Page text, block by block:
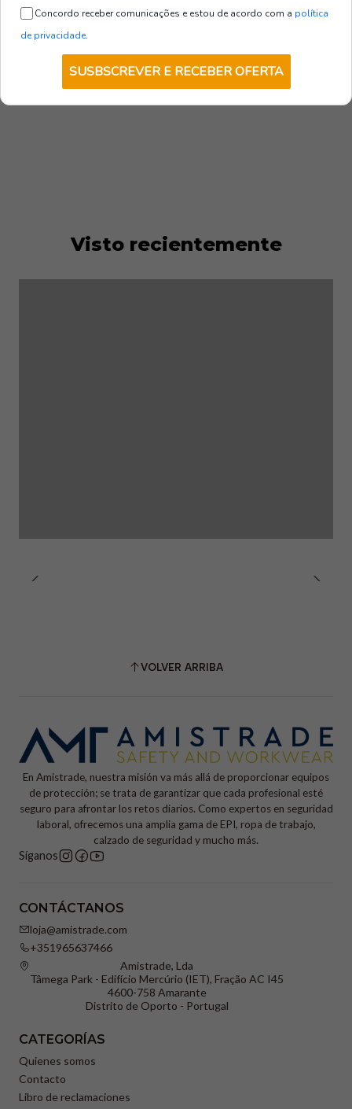
pedidos superiores a
120€ + IVA, excepto
islas.
tienda son seguros.
Visto recientemente
VOLVER ARRIBA
En Amistrade, nuestra misión va más allá de proporcionar equipos
de protección; se trata de garantizar que cada profesional esté
seguro para afrontar los retos diarios. Como expertos en seguridad
laboral, ofrecemos una amplia gama de EPI, ropa de trabajo,
calzado de seguridad y mucho más.
Síganos
CONTÁCTANOS
loja@amistrade.com
+351965637466
Amistrade, Lda
Tâmega Park - Edifício Mercúrio (IET), Fração AC I45
4600-758 Amarante
Distrito de Oporto - Portugal
CATEGORÍAS
Quienes somos
Contacto
Libro de reclamaciones
Concordo receber comunicações e estou de acordo com a política
de privacidade.
SUSBSCREVER E RECEBER OFERTA